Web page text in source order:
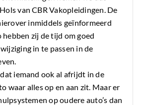
van CBR Vakopleidingen. De
inmiddels geïnformeerd
hebben zij de tijd om goed
in te passen in de
iemand ook al afrijdt in de
waar alles op en aan zit. Maar er
op oudere auto’s dan